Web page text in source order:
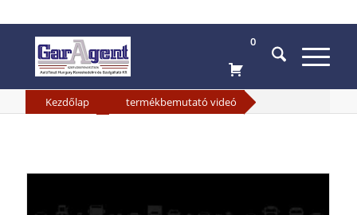
0
Kezdőlap termékbemutató videó